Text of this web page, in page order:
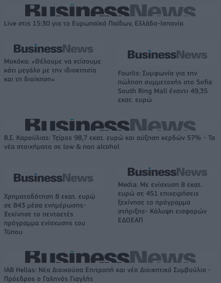
Live στις 15:30 για το Ευρωπαϊκό Παίδων, Ελλάδα-Ισπανία
Μοκόκα: «Θέλουμε να χτίσουμε
κάτι μεγάλο με την ιδιοκτησία
και τη διοίκηση»
Fourlis: Συμφωνία για την
πώληση συμμετοχής στο Sofia
South Ring Mall έναντι 49,35
εκατ. ευρώ
Β.Σ. Καρούλιας: Τζίρος 98,7 εκατ. ευρώ και αύξηση κερδών 57% - Τα
νέα στοιχήματα σε low & non alcohol
Χρηματοδότηση 8 εκατ. ευρώ
σε 843 μέσα ενημέρωσης-
Ξεκίνησε το πενταετές
πρόγραμμα ενίσχυσης του
Τύπου
Media: Με ενίσχυση 8 εκατ.
ευρώ σε 451 επιχειρήσεις
ξεκίνησε το πρόγραμμα
στήριξης- Κάλυψη εισφορών
ΕΔΟΕΑΠ
IAB Hellas: Νέα Διοικούσα Επιτροπή και νέο Διοικητικό Συμβούλιο -
Πρόεδρος ο Γαληνός Γιαγλής